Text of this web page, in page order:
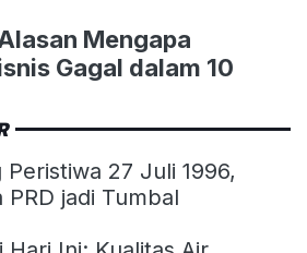
Mengapa
Gagal dalam 10
27 Juli 1996,
PRD jadi Tumbal